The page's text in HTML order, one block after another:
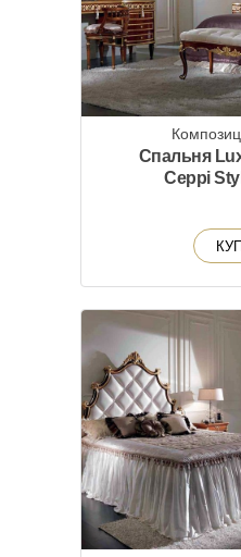
Спальня
Ceppi